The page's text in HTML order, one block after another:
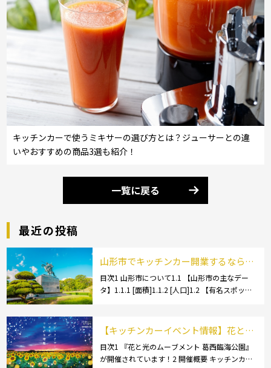
キッチンカーで使うミキサーの選び方とは？ジューサーとの違
いやおすすめの商品3選も紹介！
一覧に戻る
最近の投稿
山形市でキッチンカー開業するなら格
安のレンタル・リース！営業許可取得
の流れも解説！
目次1 山形市について1.1 【山形市の主なデー
タ】1.1.1 [面積]1.1.2 [人口]1.2 【有名スポッ
【キッチンカーイベント情報】花と光
のムーブメント 葛西臨海公園が開催さ
れています！
目次1 『花と光のムーブメント 葛西臨海公園』
が開催されています！2 開催概要 キッチンカー